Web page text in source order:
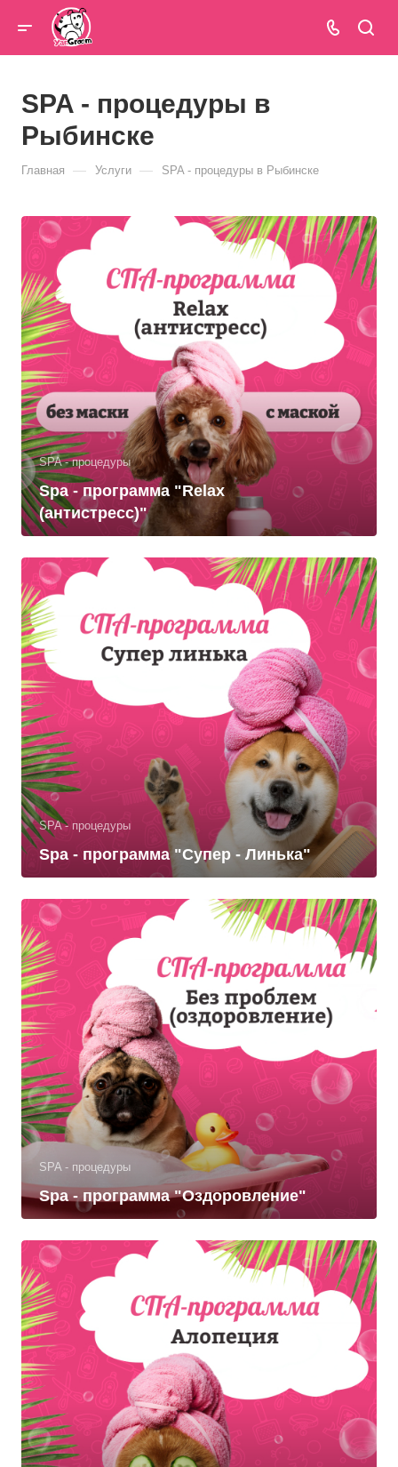
SPA - процедуры в
Рыбинске
Главная — Услуги — SPA - процедуры в Рыбинске
SPA - процедуры
Spa - программа "Relax
(антистресс)"
SPA - процедуры
Spa - программа "Супер - Линька"
SPA - процедуры
Spa - программа "Оздоровление"